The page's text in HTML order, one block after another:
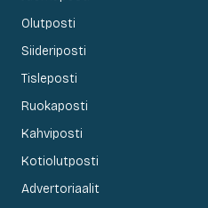
Olutposti
Siideriposti
Tisleposti
Ruokaposti
Kahviposti
Kotiolutposti
Advertoriaalit